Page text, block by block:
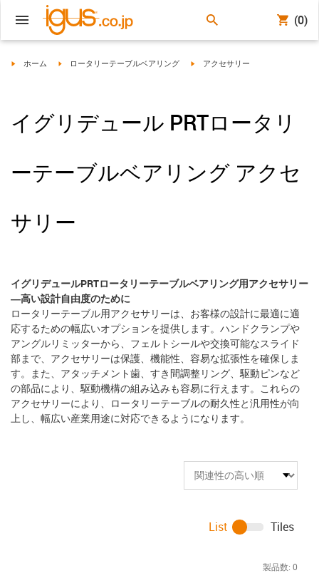
(0)
igus-icon-arrow-right
ホーム igus-icon-arrow-right
ロータリーテーブルベアリング igus-icon-arrow-right
アクセサリー
イグリデュール PRTロータリ
ーテーブルベアリング アクセ
サリー
イグリデュールPRTロータリーテーブルベアリング用アクセサリー
―高い設計自由度のために
ロータリーテーブル用アクセサリーは、お客様の設計に最適に適
応するための幅広いオプションを提供します。ハンドクランプや
アングルリミッターから、フェルトシールや交換可能なスライド
部まで、アクセサリーは保護、機能性、容易な拡張性を確保しま
す。また、アタッチメント歯、すき間調整リング、駆動ピンなど
の部品により、駆動機構の組み込みも容易に行えます。これらの
アクセサリーにより、ロータリーテーブルの耐久性と汎用性が向
上し、幅広い産業用途に対応できるようになります。
製品数: 0
List Tiles